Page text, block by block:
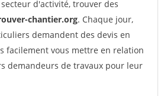
d'activité, trouver des
chantier.org. Chaque jour,
demandent des devis en
facilement vous mettre en relation
demandeurs de travaux pour leur